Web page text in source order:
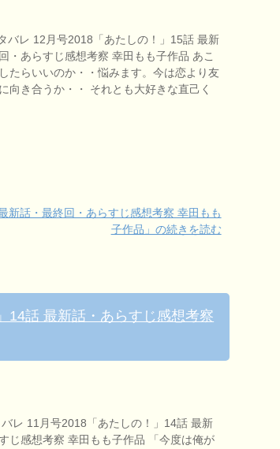
バレ 12月号2018「あたしの！」15話 最新
・あらすじ感想考察 幸田もも子作品 あこ
たらいいのか・・悩みます。今は恋より友
向き合うか・・ それとも大好きな直己く
新話・最終回・あらすじ感想考察 幸田もも
子作品」の続きを読む
14話 最新話・あらすじ感想考察
レ 11月号2018「あたしの！」14話 最新
じ感想考察 幸田もも子作品 「今度は俺が